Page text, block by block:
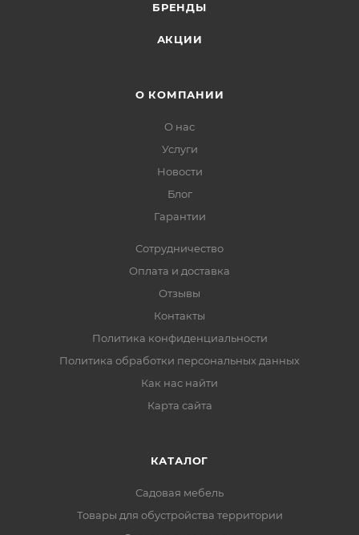
БРЕНДЫ
АКЦИИ
О КОМПАНИИ
О нас
Услуги
Новости
Блог
Гарантии
Сотрудничество
Оплата и доставка
Отзывы
Контакты
Политика конфиденциальности
Политика обработки персональных данных
Как нас найти
Карта сайта
КАТАЛОГ
Садовая мебель
Товары для обустройства территории